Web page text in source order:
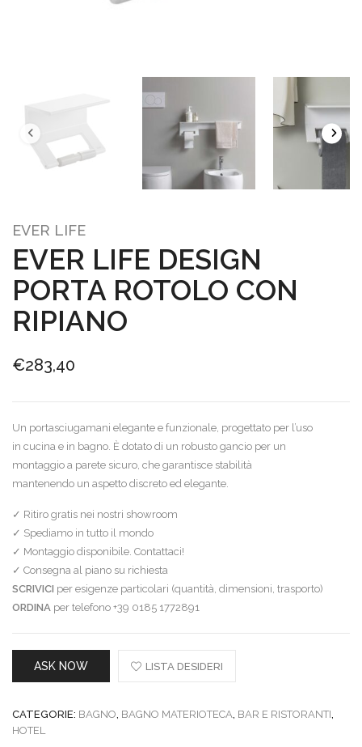
EVER LIFE
EVER LIFE DESIGN
PORTA ROTOLO CON
RIPIANO
€283,40
Un portasciugamani elegante e funzionale, progettato per l’uso
in cucina e in bagno. È dotato di un robusto gancio per un
montaggio a parete sicuro, che garantisce stabilità
mantenendo un aspetto discreto ed elegante.
✓ Ritiro gratis nei nostri showroom
✓ Spediamo in tutto il mondo
✓ Montaggio disponibile. Contattaci!
✓ Consegna al piano su richiesta
SCRIVICI per esigenze particolari (quantità, dimensioni, trasporto)
ORDINA per telefono +39 0185 1772891
ASK NOW LISTA DESIDERI
CATEGORIE: BAGNO, BAGNO MATERIOTECA, BAR E RISTORANTI,
HOTEL